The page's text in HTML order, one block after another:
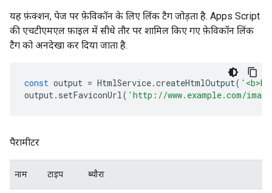
यह फ़ंक्शन, पेज पर फ़ेविकॉन के लिए लिंक टैग जोड़ता है. Apps Script
की एचटीएमएल फ़ाइल में सीधे तौर पर शामिल किए गए फ़ेविकॉन लिंक
टैग को अनदेखा कर दिया जाता है.
const output = HtmlService.createHtmlOutput(
output. setFaviconUrl( 'http://www.example.com/
पैरामीटर
नाम टाइप ब्यौरा